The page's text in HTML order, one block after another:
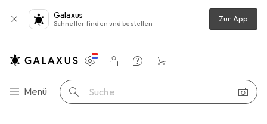
Galaxus
Schneller finden und bestellen Zur App
Navigation nach Kategorien
Menü Suche
Einstellungen
Kundenkonto
Vergleichslisten
Merklisten
Warenkorb